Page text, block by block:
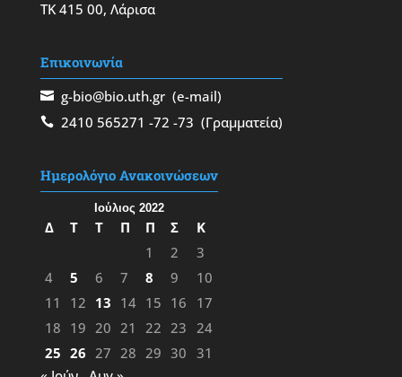
ΤΚ 415 00, Λάρισα
Επικοινωνία
g-bio@bio.uth.gr(e-mail)
2410 565271 -72 -73 (Γραμματεία)
Ημερολόγιο Ανακοινώσεων
Ιούλιος 2022
Δ Τ Τ Π Π Σ
Κ
1
2
3
4
5 6 7 8 9
10
11
12 13 14 15 16
17
18 19 20 21 22 23 24
25 26 27 28 29 30 31